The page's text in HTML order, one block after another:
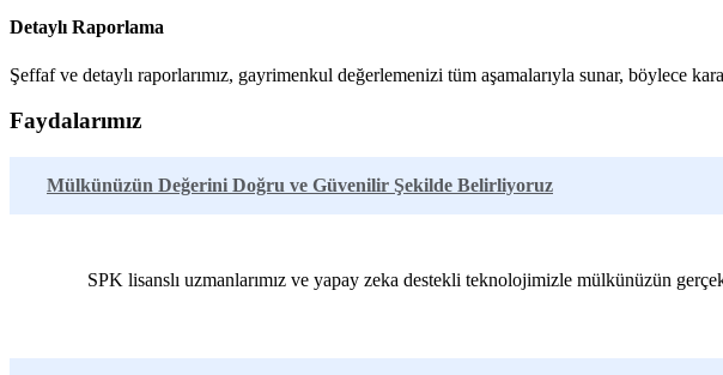
Detaylı Raporlama
Şeffaf ve detaylı raporlarımız, gayrimenkul değerlemenizi tüm aşamalarıyla sunar, böylece
Faydalarımız
Mülkünüzün Değerini Doğru ve Güvenilir Şekilde Belirliyoruz
SPK lisanslı uzmanlarımız ve yapay zeka destekli teknolojimizle mülkünüzün